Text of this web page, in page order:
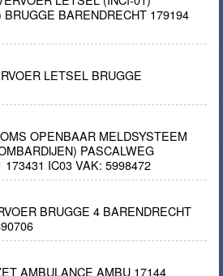
BRUGGE BARENDRECHT 179194
LETSEL BRUGGE
OPENBAAR MELDSYSTEEM
PASCALWEG
173431 IC03 VAK: 5998472
BRUGGE 4 BARENDRECHT
AMBULANCE AMBU 17144